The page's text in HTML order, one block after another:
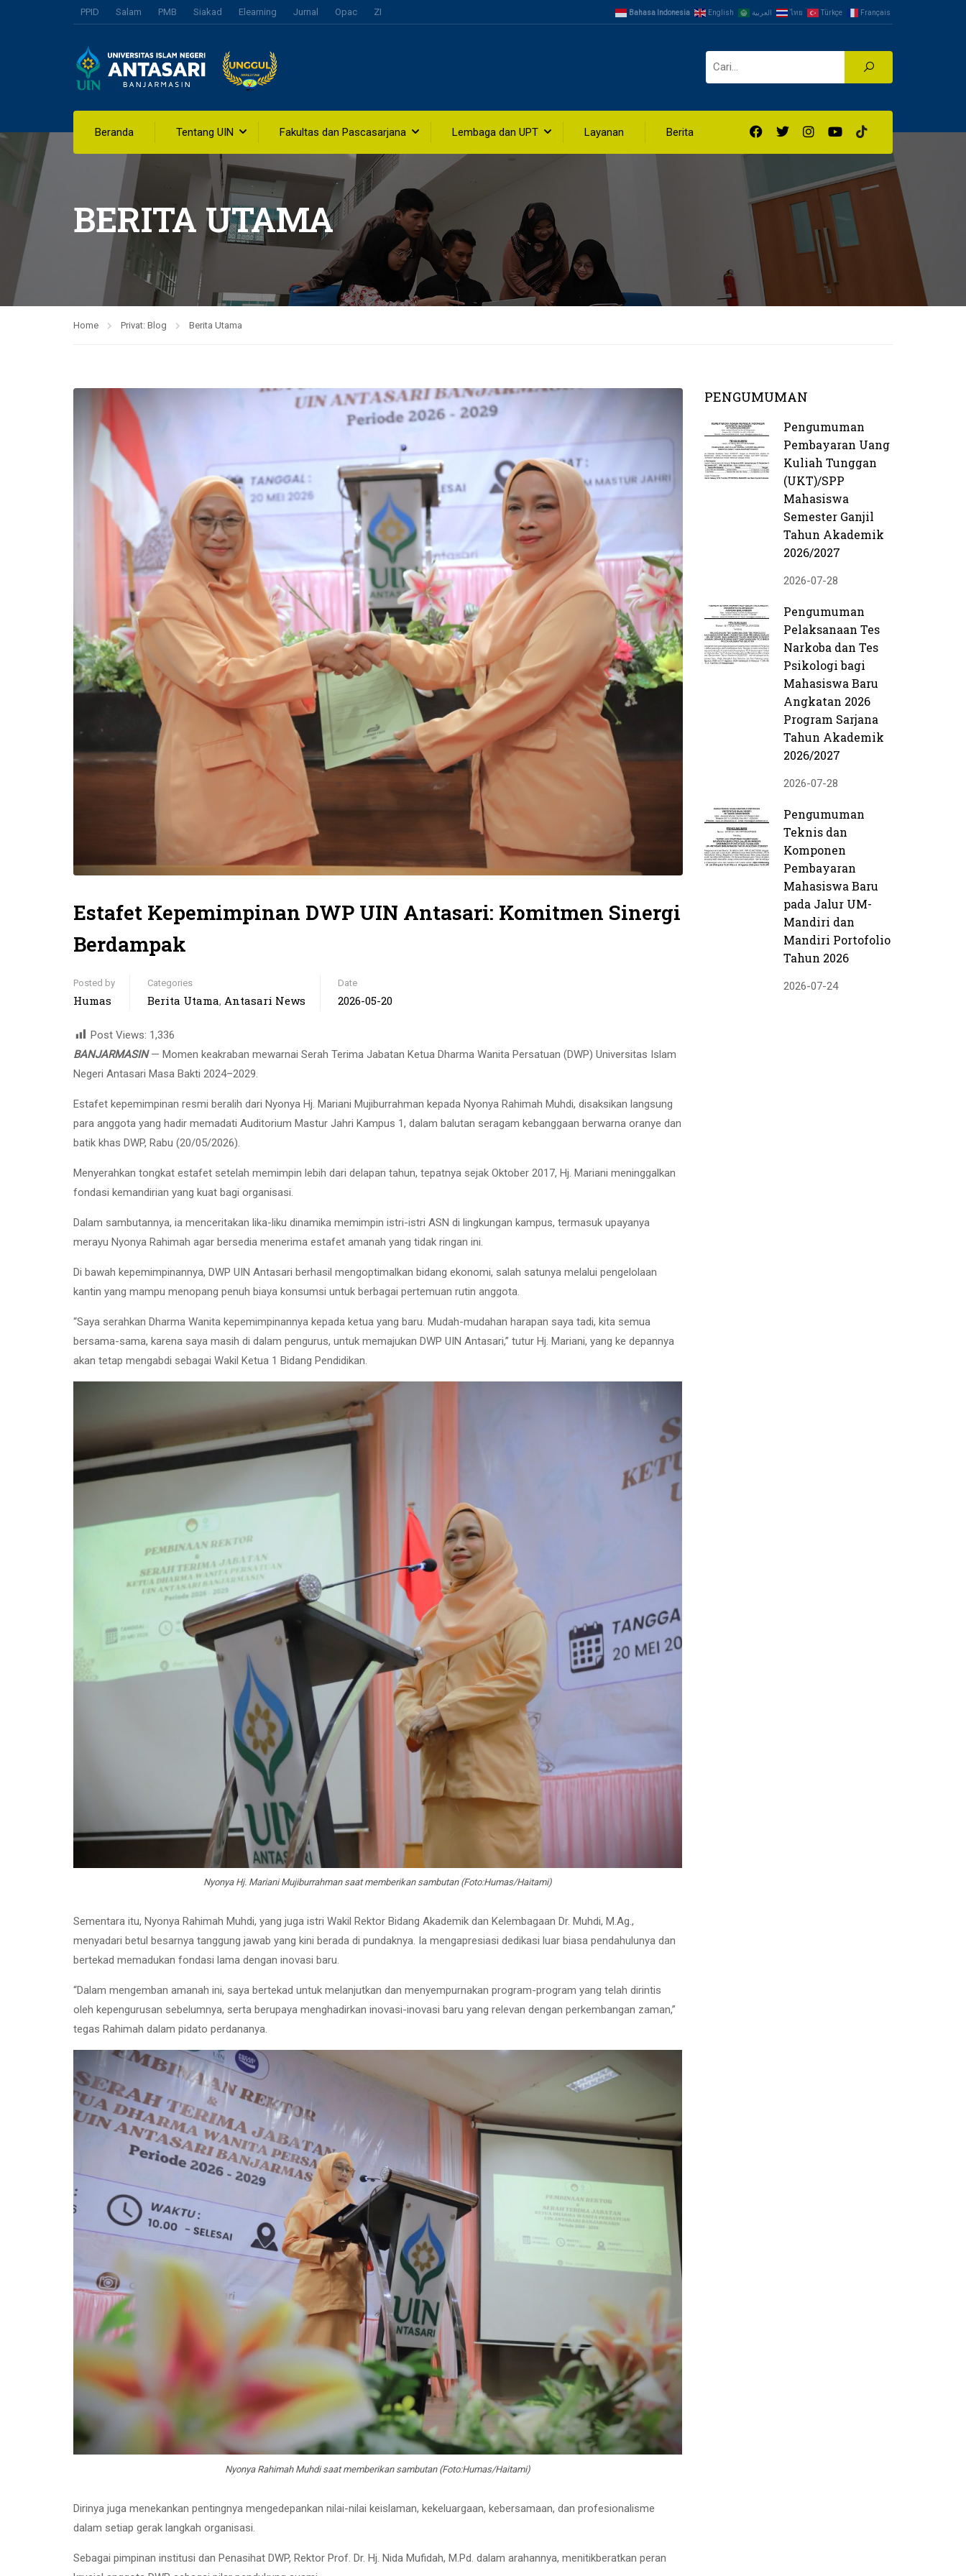
PPID Salam PMB Siakad Elearning Jurnal Opac ZI Bahasa Indonesia English العربية ไทย Türkçe Français
Beranda Tentang UIN Fakultas dan Pascasarjana Lembaga dan UPT Layanan Berita
BERITA UTAMA
Home Privat: Blog Berita Utama
Estafet Kepemimpinan DWP UIN Antasari: Komitmen Sinergi
Berdampak
Posted by
Humas
Categories
Berita Utama, Antasari News
Date
2026-05-20
Post Views: 1,336
BANJARMASIN— Momen keakraban mewarnai Serah Terima Jabatan Ketua Dharma Wanita Persatuan (DWP) Universitas Islam
Negeri Antasari Masa Bakti 2024–2029.
Estafet kepemimpinan resmi beralih dari Nyonya Hj. Mariani Mujiburrahman kepada Nyonya Rahimah Muhdi, disaksikan langsung
para anggota yang hadir memadati Auditorium Mastur Jahri Kampus 1, dalam balutan seragam kebanggaan berwarna oranye dan
batik khas DWP, Rabu (20/05/2026).
Menyerahkan tongkat estafet setelah memimpin lebih dari delapan tahun, tepatnya sejak Oktober 2017, Hj. Mariani meninggalkan
fondasi kemandirian yang kuat bagi organisasi.
Dalam sambutannya, ia menceritakan lika-liku dinamika memimpin istri-istri ASN di lingkungan kampus, termasuk upayanya
merayu Nyonya Rahimah agar bersedia menerima estafet amanah yang tidak ringan ini.
Di bawah kepemimpinannya, DWP UIN Antasari berhasil mengoptimalkan bidang ekonomi, salah satunya melalui pengelolaan
kantin yang mampu menopang penuh biaya konsumsi untuk berbagai pertemuan rutin anggota.
“Saya serahkan Dharma Wanita kepemimpinannya kepada ketua yang baru. Mudah-mudahan harapan saya tadi, kita semua
bersama-sama, karena saya masih di dalam pengurus, untuk memajukan DWP UIN Antasari,” tutur Hj. Mariani, yang ke depannya
akan tetap mengabdi sebagai Wakil Ketua 1 Bidang Pendidikan.
Nyonya Hj. Mariani Mujiburrahman saat memberikan sambutan (Foto:Humas/Haitami)
Sementara itu, Nyonya Rahimah Muhdi, yang juga istri Wakil Rektor Bidang Akademik dan Kelembagaan Dr. Muhdi, M.Ag.,
menyadari betul besarnya tanggung jawab yang kini berada di pundaknya. Ia mengapresiasi dedikasi luar biasa pendahulunya dan
bertekad memadukan fondasi lama dengan inovasi baru.
“Dalam mengemban amanah ini, saya bertekad untuk melanjutkan dan menyempurnakan program-program yang telah dirintis
oleh kepengurusan sebelumnya, serta berupaya menghadirkan inovasi-inovasi baru yang relevan dengan perkembangan zaman,”
tegas Rahimah dalam pidato perdananya.
Nyonya Rahimah Muhdi saat memberikan sambutan (Foto:Humas/Haitami)
Dirinya juga menekankan pentingnya mengedepankan nilai-nilai keislaman, kekeluargaan, kebersamaan, dan profesionalisme
dalam setiap gerak langkah organisasi.
Sebagai pimpinan institusi dan Penasihat DWP, Rektor Prof. Dr. Hj. Nida Mufidah, M.Pd. dalam arahannya, menitikberatkan peran
PENGUMUMAN
Pengumuman
Pembayaran Uang
Kuliah Tunggan
(UKT)/SPP
Mahasiswa
Semester Ganjil
Tahun Akademik
2026/2027
2026-07-28
Pengumuman
Pelaksanaan Tes
Narkoba dan Tes
Psikologi bagi
Mahasiswa Baru
Angkatan 2026
Program Sarjana
Tahun Akademik
2026/2027
2026-07-28
Pengumuman
Teknis dan
Komponen
Pembayaran
Mahasiswa Baru
pada Jalur UM-
Mandiri dan
Mandiri Portofolio
Tahun 2026
2026-07-24